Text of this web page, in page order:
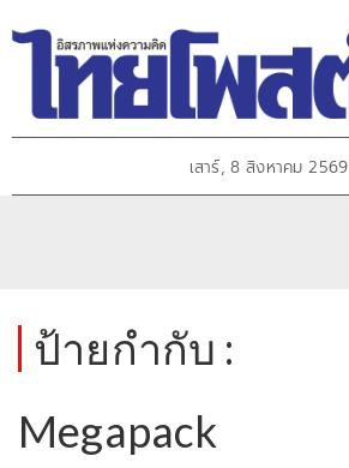
เสาร์, 8 สิงหาคม 2569
ป้ายกำกับ :
Megapack